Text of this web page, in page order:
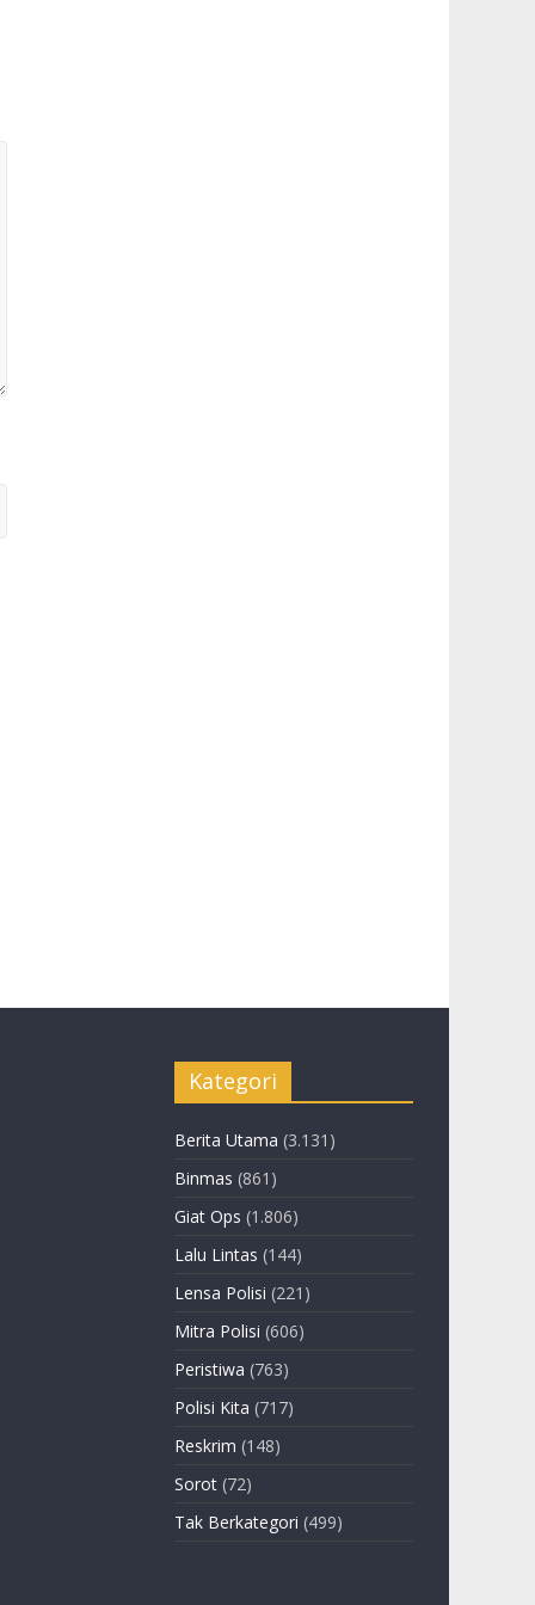
Kategori
Berita Utama (3.131)
Binmas (861)
Giat Ops (1.806)
Lalu Lintas (144)
Lensa Polisi (221)
Mitra Polisi (606)
Peristiwa (763)
Polisi Kita (717)
Reskrim (148)
Sorot (72)
Tak Berkategori (499)